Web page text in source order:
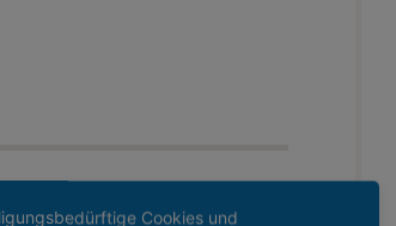
Cookies und